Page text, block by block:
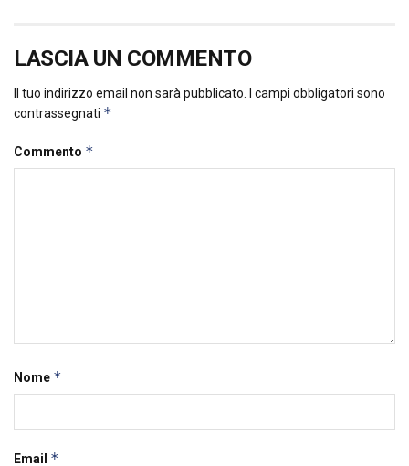
LASCIA UN COMMENTO
Il tuo indirizzo email non sarà pubblicato.
I campi obbligatori sono
contrassegnati *
Commento *
Nome *
Email *